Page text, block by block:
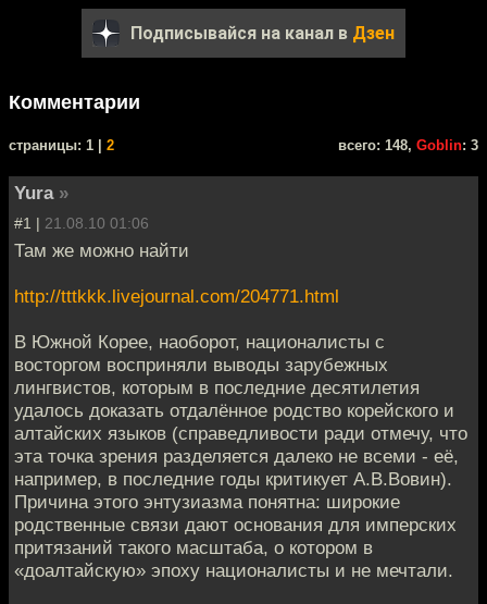
Подписывайся на канал в Дзен
Комментарии
cтраницы: 1 | 2 всего: 148, Goblin: 3
Yura »
#1 | 21.08.10 01:06
Там же можно найти
http://tttkkk.livejournal.com/204771.html
В Южной Корее, наоборот, националисты с
восторгом восприняли выводы зарубежных
лингвистов, которым в последние десятилетия
удалось доказать отдалённое родство корейского и
алтайских языков (справедливости ради отмечу, что
эта точка зрения разделяется далеко не всеми - её,
например, в последние годы критикует А.В.Вовин).
Причина этого энтузиазма понятна: широкие
родственные связи дают основания для имперских
притязаний такого масштаба, о котором в
«доалтайскую» эпоху националисты и не мечтали.